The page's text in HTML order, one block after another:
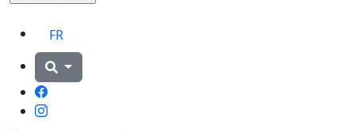
FR
Facebook
Instagram